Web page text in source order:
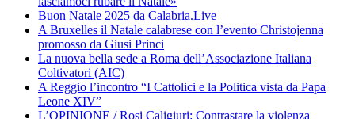
Buon Natale 2025 da Calabria.Live
A Bruxelles il Natale calabrese con l’evento Christojenna
promosso da Giusi Princi
La nuova bella sede a Roma dell’Associazione Italiana
Coltivatori (AIC)
A Reggio l’incontro “I Cattolici e la Politica vista da Papa
Leone XIV”
L’OPINIONE / Rosi Caligiuri: Contrastare la violenza